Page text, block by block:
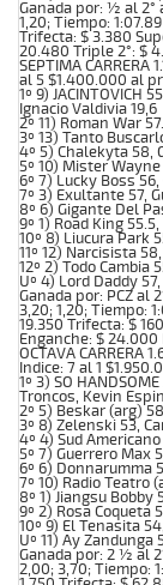
Ganada por: ½ al 2°
1,20; Tiempo:
Trifecta: $ 3.380
20.480 Triple 2°: $
SEPTIMA
al 5 $1.400.000 al
1º 9) JACINTOVICH
Ignacio Valdivia 19,6
2º 11) Roman War
3º 13) Tanto
4º 5) Chalekyta 58,
5º 10) Mister
6º 7) Lucky Boss
7º 3) Exultante 57,
8º 6) Gigante Del
9º 1) Road King
10º 8) Liucura Park
11º 12) Narcisista
12º 2) Todo Cambia
Uº 4) Lord Daddy
Ganada por: PCZ al
3,20; 1,20; Tiempo:
19.350 Trifecta: $
Enganche: $
OCTAVA CARRERA
Indice: 7 al 1
1º 3) SO
Troncos, Kevin
2º 5) Beskar (arg)
3º 8) Zelenski 53,
4º 4) Sud
5º 7) Guerrero Max
6º 6) Donnarumma
7º 10) Radio Teatro
8º 1) Jiangsu Bobby
9º 2) Rosa Coqueta
10º 9) El Tenasita
Uº 11) Ay Zandunga
Ganada por: 2 ½ al
2,00; 3,70; Tiempo: